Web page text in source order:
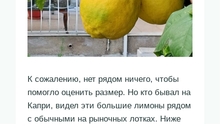
К сожалению, нет рядом ничего, чтобы
помогло оценить размер. Но кто бывал на
Капри, видел эти большие лимоны рядом
с обычными на рыночных лотках. Ниже